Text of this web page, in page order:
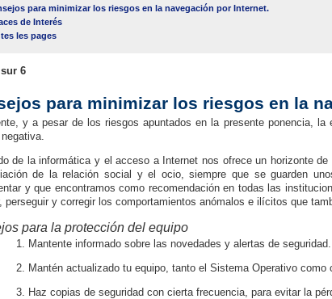
para minimizar los riesgos en la navegación por Internet.
de Interés
les pages
6
para minimizar los riesgos en la
y a pesar de los riesgos apuntados en la presente ponencia,
de la informática y el acceso a Internet nos ofrece un horizonte
de la relación social y el ocio, siempre que se guarden
y que encontramos como recomendación en todas las
perseguir y corregir los comportamientos anómalos e ilícitos que
para la protección del equipo
Mantente informado sobre las novedades y alertas de seguridad.
Mantén actualizado tu equipo, tanto el Sistema Operativo
Haz copias de seguridad con cierta frecuencia, para evitar la